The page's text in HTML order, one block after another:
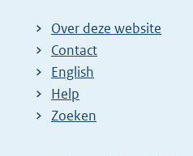
Over deze website
Contact
English
Help
Zoeken